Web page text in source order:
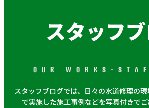
スタッフ
OUR WORKS-
スタッフブログでは、日々の水道修理の
で実施した施工事例などを写真付きでご